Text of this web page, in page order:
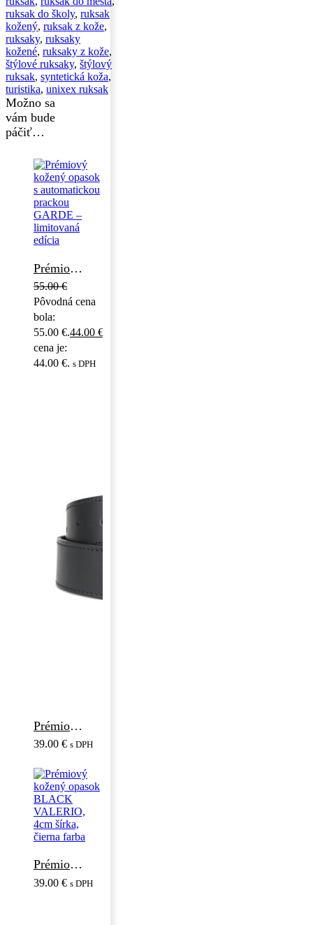
ruksak do školy, ruksak
kožený, ruksak z kože,
ruksaky, ruksaky
kožené, ruksaky z kože,
štýlové ruksaky, štýlový
ruksak, syntetická koža,
turistika, unixex ruksak
Možno sa
vám bude
páčiť…
Prémiový kožený opasok s automatickou prackou GARDE – limitovaná edícia
55.00€
Pôvodná cena
bola:
55.00 €.44.00 €
cena je:
44.00 €. s DPH
Prémiový kožený opasok SILVER VALERIO, 4cm šírka, čierna farba
39.00 € s DPH
Prémiový kožený opasok BLACK VALERIO, 4cm šírka, čierna farba
39.00 € s DPH